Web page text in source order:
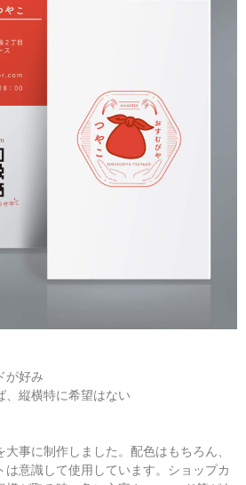
が好み
、縦横特に希望はない
事に制作しました。配色はもちろん、
は意識して使用しています。ショップカ